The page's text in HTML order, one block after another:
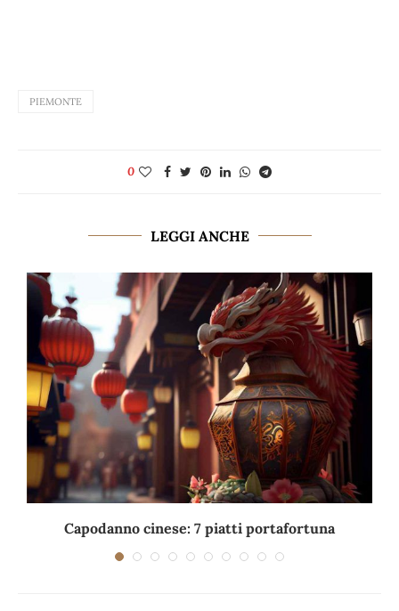
PIEMONTE
0
LEGGI ANCHE
Capodanno cinese: 7 piatti portafortuna